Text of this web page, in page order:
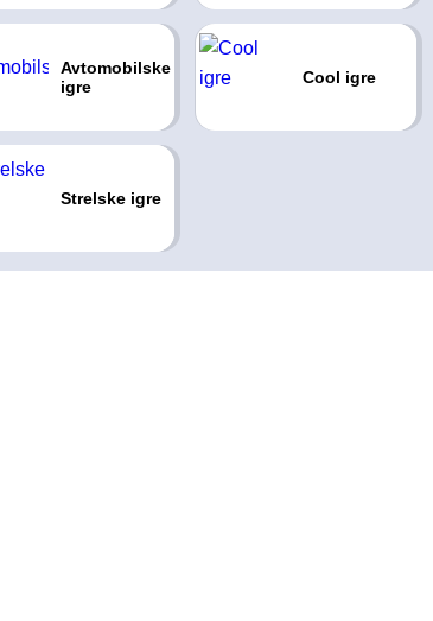
Avtomobilske
igre
Cool igre
Strelske igre